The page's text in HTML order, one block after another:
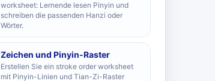
worksheet: Lernende lesen Pinyin und
schreiben die passenden Hanzi oder
Wörter.
Zeichen und Pinyin-Raster
Erstellen Sie ein stroke order worksheet
mit Pinyin-Linien und Tian-Zi-Raster